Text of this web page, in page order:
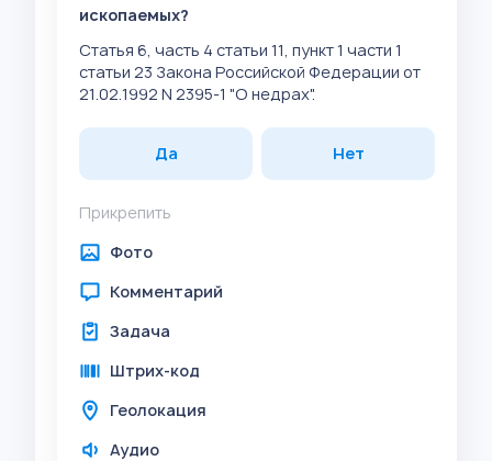
ископаемых?
Статья 6, часть 4 статьи 11, пункт 1 части 1
статьи 23 Закона Российской Федерации от
21.02.1992 N 2395-1 "О недрах".
Да Нет
Прикрепить
Фото
Комментарий
Задача
Штрих-код
Геолокация
Аудио